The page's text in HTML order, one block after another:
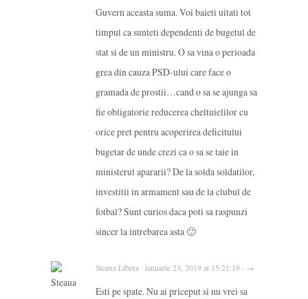
Guvern aceasta suma. Voi baieti uitati tot
timpul ca sunteti dependenti de bugetul de
stat si de un ministru. O sa vina o perioada
grea din cauza PSD-ului care face o
gramada de prostii…cand o sa se ajunga sa
fie obligatorie reducerea cheltuielilor cu
orice pret pentru acoperirea deficitului
bugetar de unde crezi ca o sa se taie in
ministerul apararii? De la solda soldatilor,
investitii in armament sau de la clubul de
fotbal? Sunt curios daca poti sa raspunzi
sincer la intrebarea asta 🙂
Steaua Libera · ianuarie 23, 2019 at 15:21:19 · →
Esti pe spate. Nu ai priceput si nu vrei sa